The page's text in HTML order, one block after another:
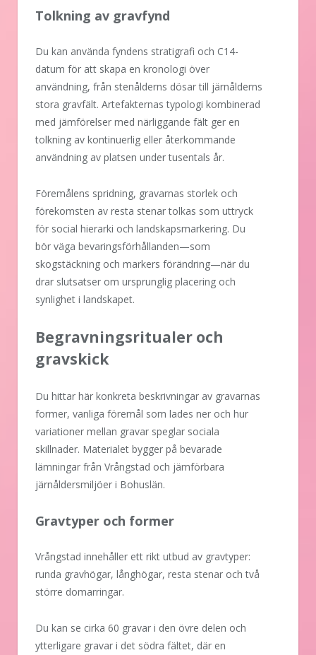
Tolkning av gravfynd
Du kan använda fyndens stratigrafi och C14-
datum för att skapa en kronologi över
användning, från stenålderns dösar till järnålderns
stora gravfält. Artefakternas typologi kombinerad
med jämförelser med närliggande fält ger en
tolkning av kontinuerlig eller återkommande
användning av platsen under tusentals år.
Föremålens spridning, gravarnas storlek och
förekomsten av resta stenar tolkas som uttryck
för social hierarki och landskapsmarkering. Du
bör väga bevaringsförhållanden—som
skogstäckning och markers förändring—när du
drar slutsatser om ursprunglig placering och
synlighet i landskapet.
Begravningsritualer och
gravskick
Du hittar här konkreta beskrivningar av gravarnas
former, vanliga föremål som lades ner och hur
variationer mellan gravar speglar sociala
skillnader. Materialet bygger på bevarade
lämningar från Vrångstad och jämförbara
järnåldersmiljöer i Bohuslän.
Gravtyper och former
Vrångstad innehåller ett rikt utbud av gravtyper:
runda gravhögar, långhögar, resta stenar och två
större domarringar.
Du kan se cirka 60 gravar i den övre delen och
ytterligare gravar i det södra fältet, där en